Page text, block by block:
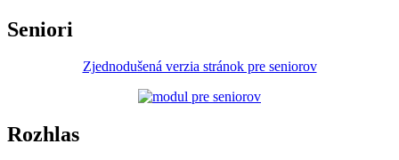
Seniori
Zjednodušená verzia stránok pre seniorov
Rozhlas